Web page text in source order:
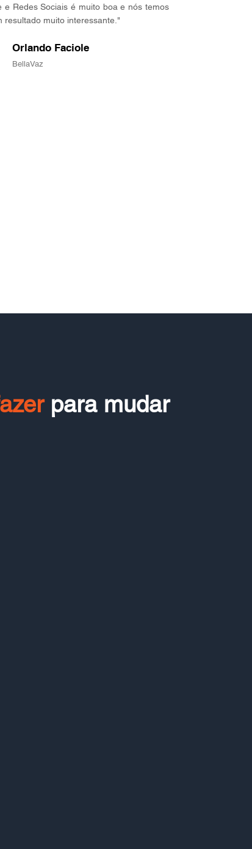
e Redes Sociais é muito boa e nós temos
resultado muito interessante."
BellaVaz
Orlando Faciole
para mudar